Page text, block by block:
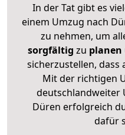
In der Tat gibt es
einem Umzug nach
zu nehmen, um
sorgfältig zu planen
sicherzustellen, dass
Mit der richtigen
deutschlandweiter
Düren erfolgreich
dafür